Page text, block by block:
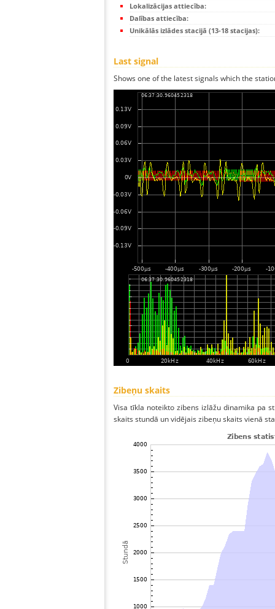
Lokalizācijas attiecība:
Dalības attiecība:
Unikālās izlādes stacijā (13-18 stacijas):
Last signal
Shows one of the latest signals which the
Zibeņu skaits
Visa tīkla noteikto zibens izlāžu dinamika pa
skaits stundā un vidējais zibeņu skaits vienā